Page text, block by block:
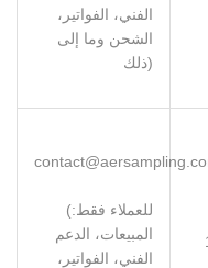
الفني، الفواتير،
الشحن وما إلى
ذلك)
(للعملاء فقط:
المبيعات، الدعم
الفني، الفواتير،